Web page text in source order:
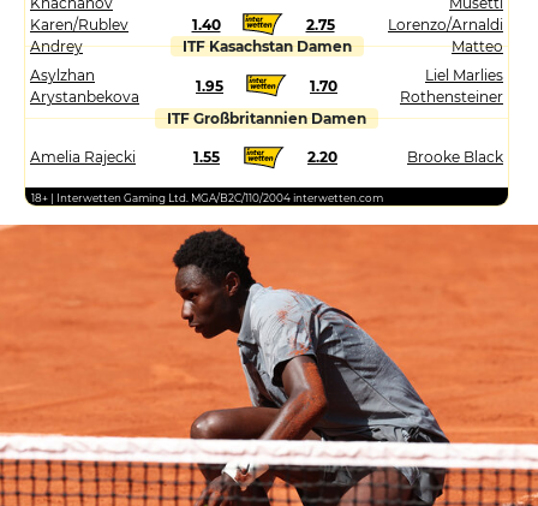
Karen/Rublev
Andrey
1.40 2.75
Lorenzo/Arnaldi
Matteo
ITF Kasachstan Damen
Asylzhan
Arystanbekova
1.95 1.70
Liel Marlies
Rothensteiner
ITF Großbritannien Damen
Amelia Rajecki 1.55 2.20 Brooke Black
18+ | Interwetten Gaming Ltd. MGA/B2C/110/2004 interwetten.com